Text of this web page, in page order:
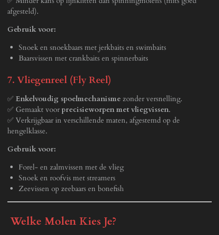
afgesteld).
Gebruik voor:
Snoek en snoekbaars met jerkbaits en swimbaits
Baarsvissen met crankbaits en spinnerbaits
7. Vliegenreel (Fly Reel)
✅ Enkelvoudig spoelmechanisme zonder versnelling.
✅ Gemaakt voorprecisieworpen met vliegvissen.
✅ Verkrijgbaar in verschillende maten, afgestemd op de
hengelklasse.
Gebruik voor:
Forel- en zalmvissen met de vlieg
Snoek en roofvis met streamers
Zeevissen op zeebaars en bonefish
Welke Molen Kies Je?